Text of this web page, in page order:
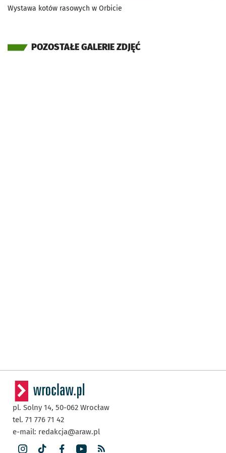
Wystawa kotów rasowych w Orbicie
POZOSTAŁE GALERIE ZDJĘĆ
pl. Solny 14, 50-062 Wrocław
tel. 71 776 71 42
e-mail: redakcja@araw.pl